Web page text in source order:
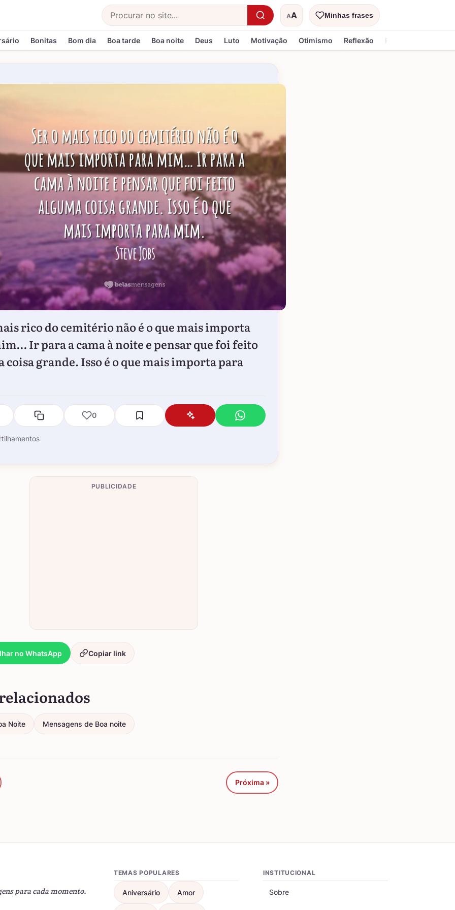
Buscar AA
Tamanho do textoMinhas frases
Bonitas Bom dia Boa tarde Boa noite Deus Luto Motivação Otimismo Reflexão Religiosa
rico do cemitério não é o que mais importa
Ir para a cama à noite e pensar que foi feito
coisa grande. Isso é o que mais importa para
0
PUBLICIDADE
no WhatsApp Copiar link
Noite Mensagens de Boa noite
Próxima »
para cada momento.
TEMAS POPULARES
Aniversário Amor
INSTITUCIONAL
Sobre